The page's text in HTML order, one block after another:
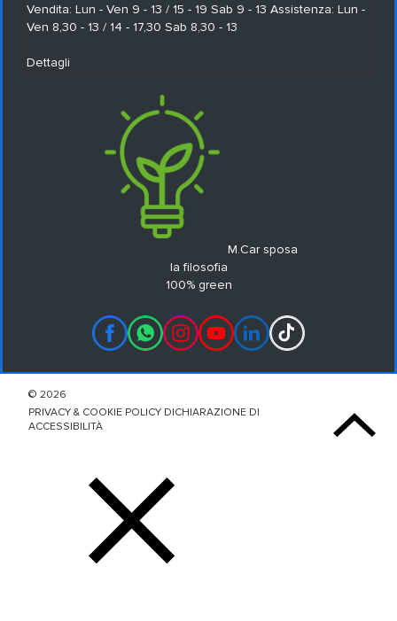
Vendita: Lun - Ven 9 - 13 / 15 - 19 Sab 9 - 13 Assistenza: Lun -
Ven 8,30 - 13 / 14 - 17,30 Sab 8,30 - 13
Dettagli
M.Car sposa
la filosofia
100% green
© 2026
PRIVACY & COOKIE POLICY DICHIARAZIONE DI
ACCESSIBILITÀ